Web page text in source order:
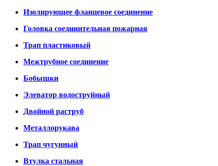
Изолирующее фланцевое соединение
Головка соединительная пожарная
Трап пластиковый
Межтрубное соединение
Бобышки
Элеватор водоструйный
Двойной раструб
Металлорукава
Трап чугунный
Втулка стальная